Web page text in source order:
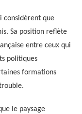
considèrent que
Sa position reflète
entre ceux qui
politiques
formations
le paysage